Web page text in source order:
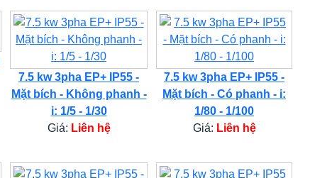
7.5 kw 3pha EP+ IP55 -
Mặt bích - Không phanh -
i: 1/5 - 1/30
Giá: Liên hệ
7.5 kw 3pha EP+ IP55 -
Mặt bích - Có phanh - i:
1/80 - 1/100
Giá: Liên hệ